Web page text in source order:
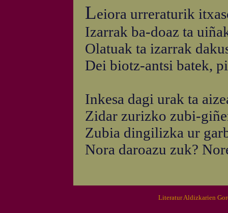
Leiora urreraturik
Izarrak ba-doaz ta
Olatuak ta izarrak
Dei biotz-antsi batek,
Inkesa dagi urak ta
Zidar zurizko zubi-
Zubia dingilizka ur
Nora daroazu zuk?
Literatur Aldizkarien